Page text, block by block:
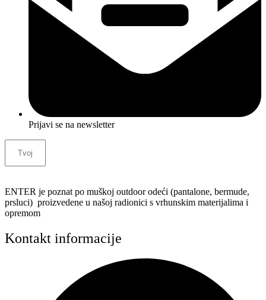
Prijavi se na newsletter
ENTER je poznat po muškoj outdoor odeći (pantalone, bermude,
prsluci) proizvedene u našoj radionici s vrhunskim materijalima i
opremom
Kontakt informacije